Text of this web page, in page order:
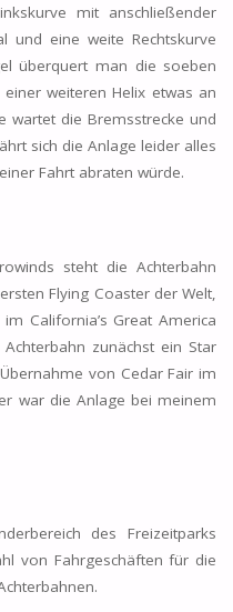
mit anschließender
und eine weite Rechtskurve
überquert man die soeben
weiteren Helix etwas an
wartet die Bremsstrecke und
sich die Anlage leider alles
Fahrt abraten würde.
steht die Achterbahn
Flying Coaster der Welt,
California’s Great America
zunächst ein Star
von Cedar Fair im
war die Anlage bei meinem
des Freizeitparks
von Fahrgeschäften für die